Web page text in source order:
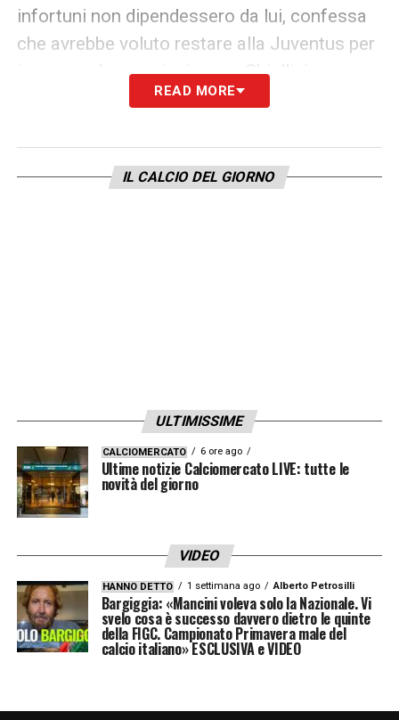
infortuni non dipendessero da lui, confessa
che avrebbe voluto restare alla Juventus per
imparare da campioni come Chiellini e
“Sono stato debole di testa”
Un nuovo capitolo: la vita oltre il
Il Milan, oggi guidato da Massimiliano Allegri
e dal DS Igli Tare, osserva con rispetto e
vicinanza la storia di un talento sfortunato
che merita finalmente la serenità ritrovata.
LEGGI ANCHE –Ultime Notizie Serie A:
tutte le novità del giorno sul massimo
campionato italiano
READ MORE
IL CALCIO DEL GIORNO
ULTIMISSIME
CALCIOMERCATO 6 ore ago
Ultime notizie Calciomercato LIVE: tutte le
novità del giorno
VIDEO
HANNO DETTO 1 settimana ago Alberto Petrosilli
Bargiggia: «Mancini voleva solo la Nazionale. Vi
svelo cosa è successo davvero dietro le quinte
della FIGC. Campionato Primavera male del
calcio italiano» ESCLUSIVA e VIDEO